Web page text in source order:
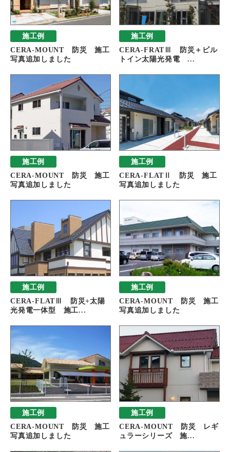
施工例
CERA-MOUNT 防災 施工
写真追加しました
施工例
CERA-FRATⅢ 防災＋ビル
トイン太陽光発電 ...
施工例
CERA-MOUNT 防災 施工
写真追加しました
施工例
CERA-FLATⅡ 防災 施工
写真追加しました
施工例
CERA-FLATⅢ 防災+太陽
光発電一体型 施工...
施工例
CERA-MOUNT 防災 施工
写真追加しました
施工例
CERA-MOUNT 防災 施工
写真追加しました
施工例
CERA-MOUNT 防災 レギ
ュラーシリーズ 施...